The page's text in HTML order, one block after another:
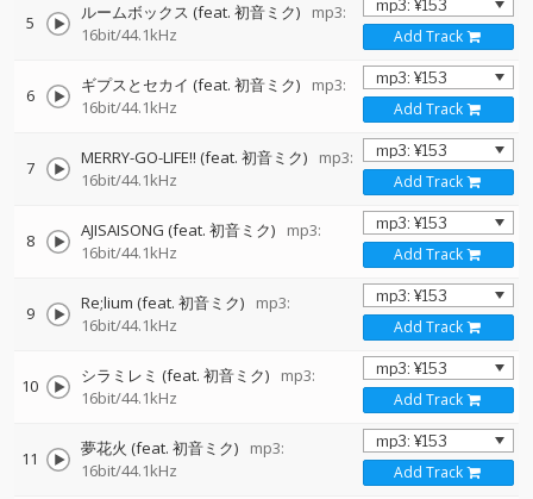
5 ルームボックス (feat. 初音ミク)
mp3:
16bit/44.1kHz
Add Track
6 ギプスとセカイ (feat. 初音ミク)
mp3:
16bit/44.1kHz
Add Track
7 MERRY-GO-LIFE!! (feat. 初音ミク)
mp3:
16bit/44.1kHz
Add Track
8 AJISAISONG (feat. 初音ミク)
mp3:
16bit/44.1kHz
Add Track
9 Re;lium (feat. 初音ミク)
mp3:
16bit/44.1kHz
Add Track
10 シラミレミ (feat. 初音ミク)
mp3:
16bit/44.1kHz
Add Track
11 夢花火 (feat. 初音ミク)
mp3:
16bit/44.1kHz
Add Track